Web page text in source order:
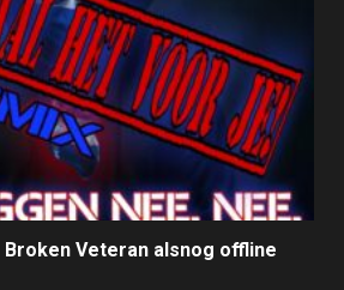
Veteran alsnog offline